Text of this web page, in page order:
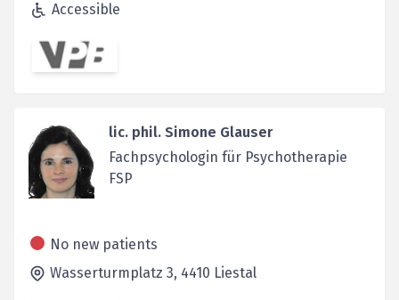
Accessible
lic. phil. Simone Glauser
Fachpsychologin für Psychotherapie
FSP
No new patients
Wasserturmplatz 3, 4410 Liestal